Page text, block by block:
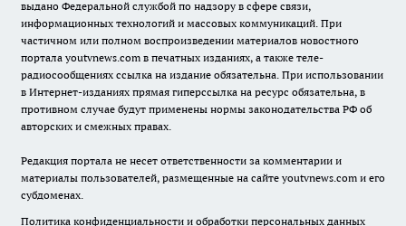
выдано Федеральной службой по надзору в сфере связи,
информационных технологий и массовых коммуникаций. При
частичном или полном воспроизведении материалов новостного
портала youtvnews.com в печатных изданиях, а также теле-
радиосообщениях ссылка на издание обязательна. При использовании
в Интернет-изданиях прямая гиперссылка на ресурс обязательна, в
противном случае будут применены нормы законодательства РФ об
авторских и смежных правах.
Редакция портала не несет ответственности за комментарии и
материалы пользователей, размещенные на сайте youtvnews.com и его
субдоменах.
Политика конфиденциальности и обработки персональных данных